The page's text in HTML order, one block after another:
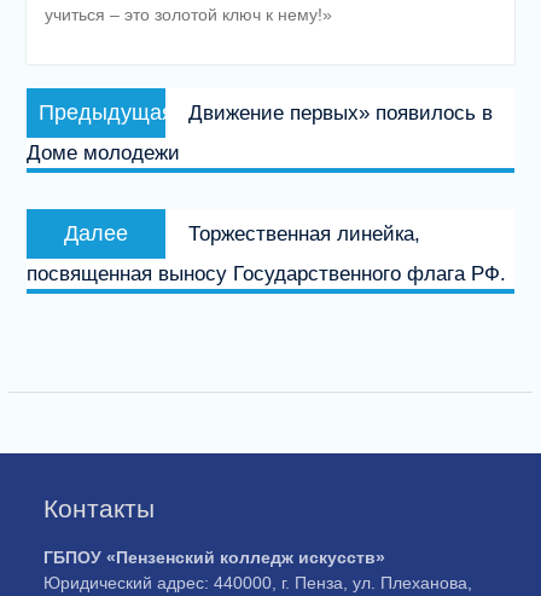
учиться – это золотой ключ к нему!»
Навигация
по
записям
Предыдущая
запись:
Движение первых» появилось в
Доме молодежи
Далее
запись:
Торжественная линейка,
посвященная выносу Государственного флага РФ.
Контакты
ГБПОУ «Пензенский колледж искусств»
Юридический адрес: 440000, г. Пенза, ул. Плеханова,